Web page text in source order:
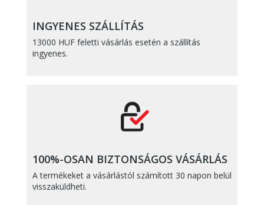
INGYENES SZÁLLÍTÁS
13000 HUF feletti vásárlás esetén a szállítás
ingyenes.
100%-OSAN BIZTONSÁGOS VÁSÁRLÁS
A termékeket a vásárlástól számított 30 napon belül
visszaküldheti.